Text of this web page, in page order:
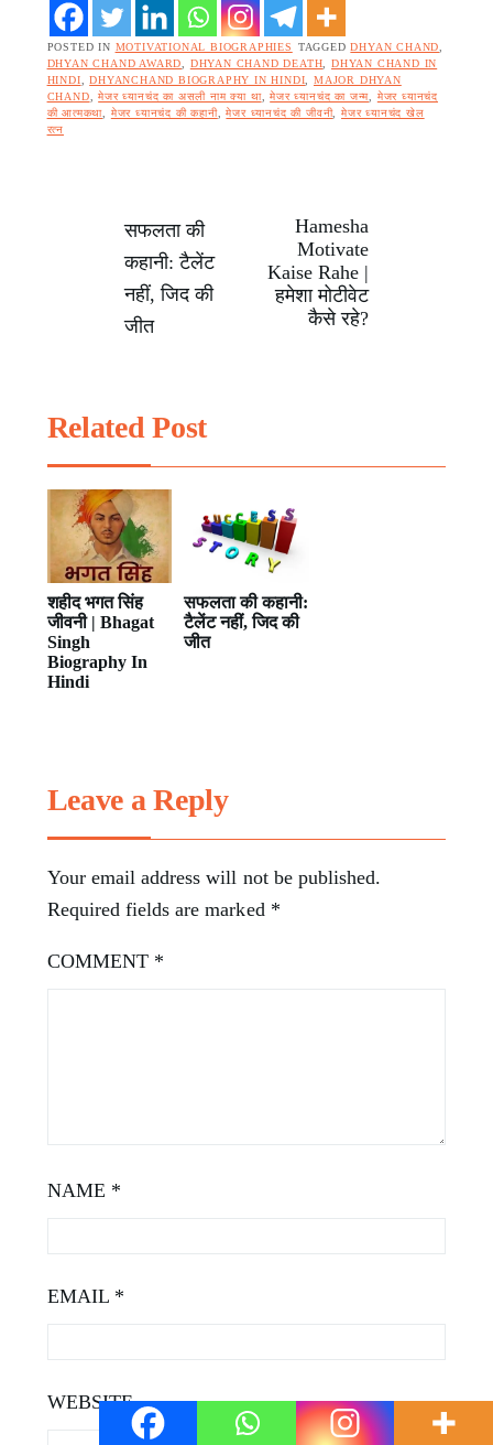
POSTED IN MOTIVATIONAL BIOGRAPHIES TAGGEDDHYAN CHAND,
DHYAN CHAND AWARD, DHYAN CHAND DEATH, DHYAN CHAND IN
HINDI,DHYANCHAND BIOGRAPHY IN HINDI, MAJOR DHYAN
CHAND,मेजर ध्यानचंद का असली नाम क्या था,मेजर ध्यानचंद का जन्म, मेजर ध्यानचंद
की आत्मकथा, मेजर ध्यानचंद की कहानी,मेजर ध्यानचंद की जीवनी,मेजर ध्यानचंद खेल
रत्न
Post
navigation
सफलता की
कहानी: टैलेंट
नहीं, जिद की
जीत
Hamesha
Motivate
Kaise Rahe |
हमेशा मोटीवेट
कैसे रहे?
Related Post
शहीद भगत सिंह
जीवनी | Bhagat
Singh
Biography In
Hindi
सफलता की कहानी:
टैलेंट नहीं, जिद की
जीत
Leave a Reply
Your email address will not be published.
Required fields are marked *
COMMENT *
NAME *
EMAIL *
WEBSITE